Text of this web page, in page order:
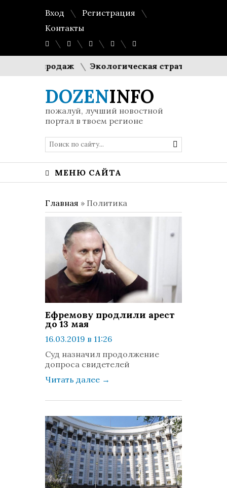
Вход
Регистрация
Контакты
продаж Экологическая стратегия против
DOZENINFO
пожалуй, лучший новостной
портал в твоем регионе
МЕНЮ САЙТА
Главная » Политика
Ефремову продлили арест
до 13 мая
16.03.2019 в 11:26
комментариев: 0
Суд назначил продолжение
допроса свидетелей
Читать далее →